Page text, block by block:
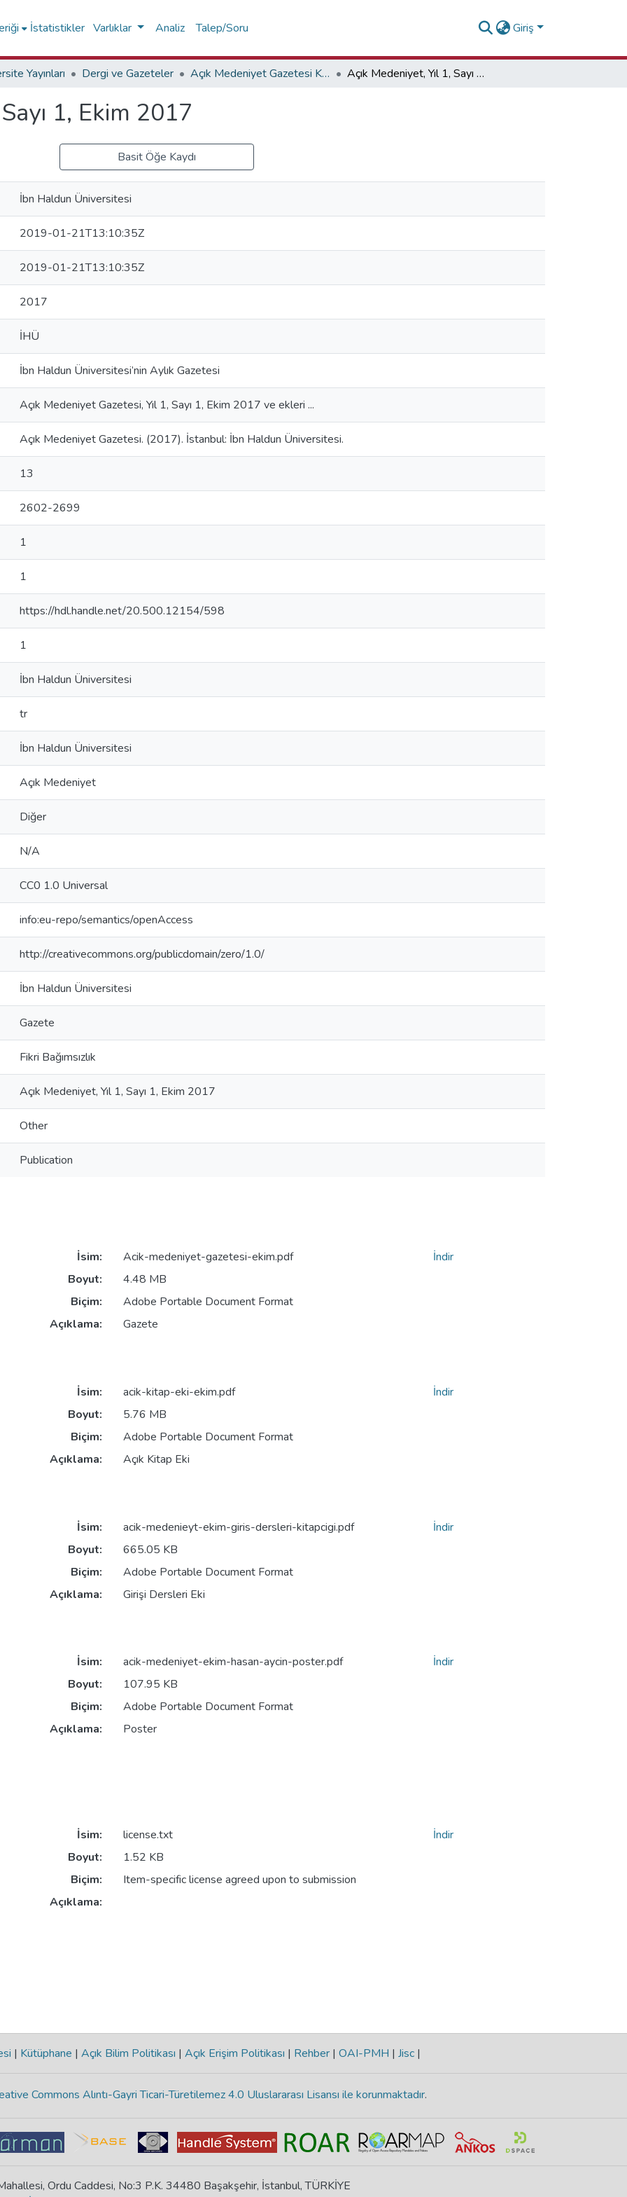
İstatistikler Varlıklar Analiz Talep/Soru Giriş
Yayınları Dergi ve Gazeteler Açık Medeniyet Gazetesi Koleksiyonu Açık Medeniyet, Yıl 1, Sayı 1, Ekim 2017
1, Ekim 2017
Basit Öğe Kaydı
İbn Haldun Üniversitesi
2019-01-21T13:10:35Z
2019-01-21T13:10:35Z
2017
İHÜ
İbn Haldun Üniversitesi’nin Aylık Gazetesi
Açık Medeniyet Gazetesi, Yıl 1, Sayı 1, Ekim 2017 ve ekleri ...
Açık Medeniyet Gazetesi. (2017). İstanbul: İbn Haldun Üniversitesi.
13
2602-2699
1
1
https://hdl.handle.net/20.500.12154/598
1
İbn Haldun Üniversitesi
tr
İbn Haldun Üniversitesi
Açık Medeniyet
Diğer
N/A
CC0 1.0 Universal
info:eu-repo/semantics/openAccess
http://creativecommons.org/publicdomain/zero/1.0/
İbn Haldun Üniversitesi
Gazete
Fikri Bağımsızlık
Açık Medeniyet, Yıl 1, Sayı 1, Ekim 2017
Other
Publication
İsim:
Acik-medeniyet-gazetesi-ekim.pdf
Boyut:
4.48 MB
Biçim:
Adobe Portable Document Format
Açıklama:
Gazete
İndir
İsim:
acik-kitap-eki-ekim.pdf
Boyut:
5.76 MB
Biçim:
Adobe Portable Document Format
Açıklama:
Açık Kitap Eki
İndir
İsim:
acik-medenieyt-ekim-giris-dersleri-kitapcigi.pdf
Boyut:
665.05 KB
Biçim:
Adobe Portable Document Format
Açıklama:
Girişi Dersleri Eki
İndir
İsim:
acik-medeniyet-ekim-hasan-aycin-poster.pdf
Boyut:
107.95 KB
Biçim:
Adobe Portable Document Format
Açıklama:
Poster
İndir
İsim:
license.txt
Boyut:
1.52 KB
Biçim:
Item-specific license agreed upon to submission
Açıklama:
İndir
| Kütüphane | Açık Bilim Politikası | Açık Erişim Politikası | Rehber | OAI-PMH | Jisc |
Commons Alıntı-Gayri Ticari-Türetilemez 4.0 Uluslararası Lisansı ile korunmaktadır.
Ordu Caddesi, No:3 P.K. 34480 Başakşehir, İstanbul, TÜRKİYE